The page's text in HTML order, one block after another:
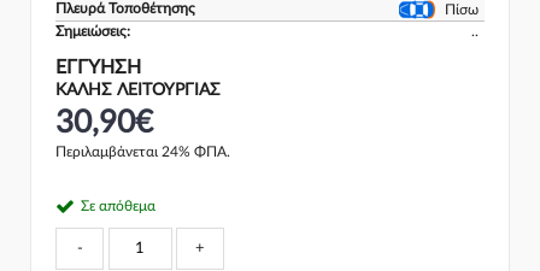
Πλευρά Τοποθέτησης
Πίσω
Σημειώσεις:
..
ΕΓΓΎΗΣΗ
ΚΑΛΗΣ ΛΕΙΤΟΥΡΓΙΑΣ
30,90€
Περιλαμβάνεται 24% ΦΠΑ.
Σε απόθεμα
- +